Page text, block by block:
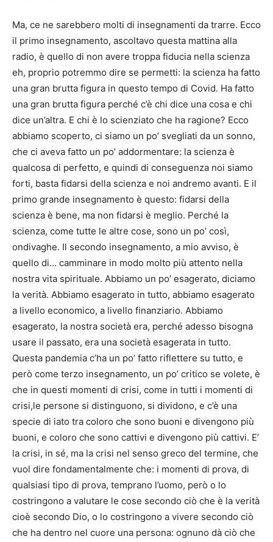
Ma, ce ne sarebbero molti di insegnamenti da trarre. Ecco
il primo insegnamento, ascoltavo questa mattina alla
radio, è quello di non avere troppa fiducia nella scienza
eh, proprio potremmo dire se permetti: la scienza ha fatto
una gran brutta figura in questo tempo di Covid. Ha fatto
una gran brutta figura perché c’è chi dice una cosa e chi
dice un’altra. E chi è lo scienziato che ha ragione? Ecco
abbiamo scoperto, ci siamo un po’ svegliati da un sonno,
che ci aveva fatto un po’ addormentare: la scienza è
qualcosa di perfetto, e quindi di conseguenza noi siamo
forti, basta fidarsi della scienza e noi andremo avanti. E il
primo grande insegnamento è questo: fidarsi della
scienza è bene, ma non fidarsi è meglio. Perché la
scienza, come tutte le altre cose, sono un po’ così,
ondivaghe. Il secondo insegnamento, a mio avviso, è
quello di… camminare in modo molto più attento nella
nostra vita spirituale. Abbiamo un po’ esagerato, diciamo
la verità. Abbiamo esagerato in tutto, abbiamo esagerato
a livello economico, a livello finanziario. Abbiamo
esagerato, la nostra società era, perché adesso bisogna
usare il passato, era una società esagerata in tutto.
Questa pandemia c’ha un po’ fatto riflettere su tutto, e
però come terzo insegnamento, un po’ critico se volete, è
che in questi momenti di crisi, come in tutti i momenti di
crisi,le persone si distinguono, si dividono, e c’è una
specie di iato tra coloro che sono buoni e divengono più
buoni, e coloro che sono cattivi e divengono più cattivi. E’
la crisi, in sé, ma la crisi nel senso greco del termine, che
vuol dire fondamentalmente che: i momenti di prova, di
qualsiasi tipo di prova, temprano l’uomo, però o lo
costringono a valutare le cose secondo ciò che è la verità
cioè secondo Dio, o lo costringono a vivere secondo ciò
che ha dentro nel cuore una persona: ognuno dà ciò che